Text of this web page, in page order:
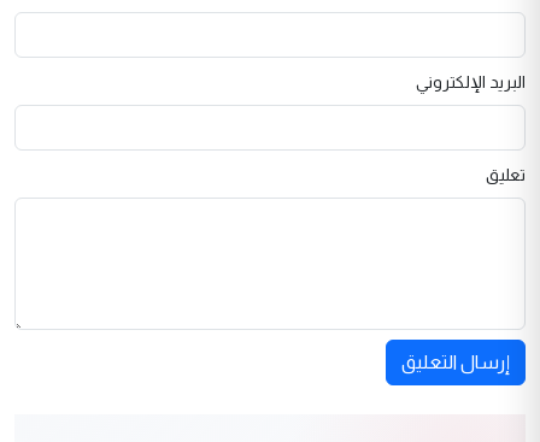
البريد الإلكتروني
تعليق
إرسال التعليق